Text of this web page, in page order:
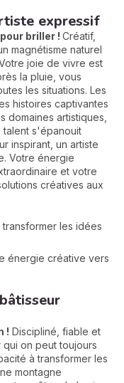
expressif
briller ! Créatif,
magnétisme naturel
joie de vivre est
la pluie, vous
les situations. Les
histoires captivantes
domaines artistiques,
talent s'épanouit
inspirant, un artiste
Votre énergie
et votre
créatives aux
les idées
énergie créative vers
! Discipliné, fiable et
on peut toujours
à transformer les
montagne